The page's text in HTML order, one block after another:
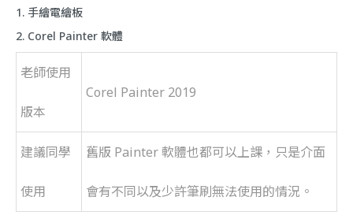
1. 手繪電繪板
2. Corel Painter 軟體
老師使用
版本
Corel Painter 2019
建議同學
使用
舊版 Painter 軟體也都可以上課，只是介面
會有不同以及少許筆刷無法使用的情況。